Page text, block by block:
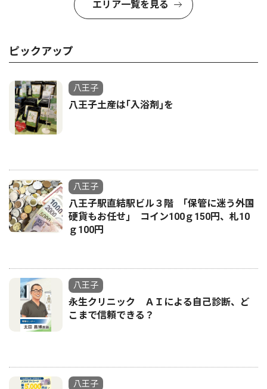
エリア一覧を見る
ピックアップ
八王子
八王子土産は｢入浴剤｣を
八王子
八王子駅直結駅ビル３階 ｢保管に迷う外国
硬貨もお任せ｣ コイン100ｇ150円、札10
ｇ100円
八王子
永生クリニック ＡＩによる自己診断、ど
こまで信頼できる？
八王子